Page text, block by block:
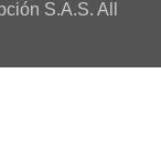
S.A.S. All